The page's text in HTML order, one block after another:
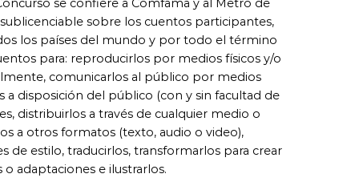
sobre los cuentos participantes,
los países del mundo y por todo el término
para: reproducirlos por medios físicos y/o
comunicarlos al público por medios
a disposición del público (con y sin facultad de
distribuirlos a través de cualquier medio o
a otros formatos (texto, audio o video),
de estilo, traducirlos, transformarlos para crear
adaptaciones e ilustrarlos.